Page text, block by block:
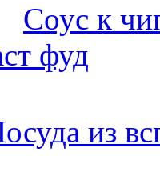
Соус к
фуд
из